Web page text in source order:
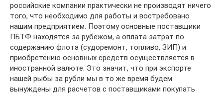
российские компании практически не производят ничего
того, что необходимо для работы и востребовано
нашим предприятием. Поэтому основные поставщики
ПБТФ находятся за рубежом, а оплата затрат по
содержанию флота (судоремонт, топливо, ЗИП) и
приобретению основных средств осуществляется в
иностранной валюте. Это значит, что при экспорте
нашей рыбы за рубли мы в то же время будем
вынуждены для расчетов с поставщиками покупать